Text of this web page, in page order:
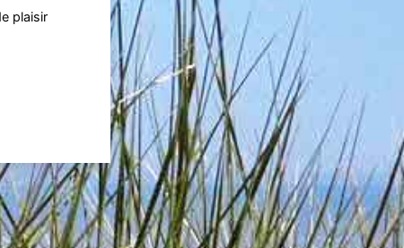
plaisir